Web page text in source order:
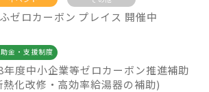
ゼロカーボン プレイス 開催中
金・支援制度
度中小企業等ゼロカーボン推進補助
化改修・高効率給湯器の補助)